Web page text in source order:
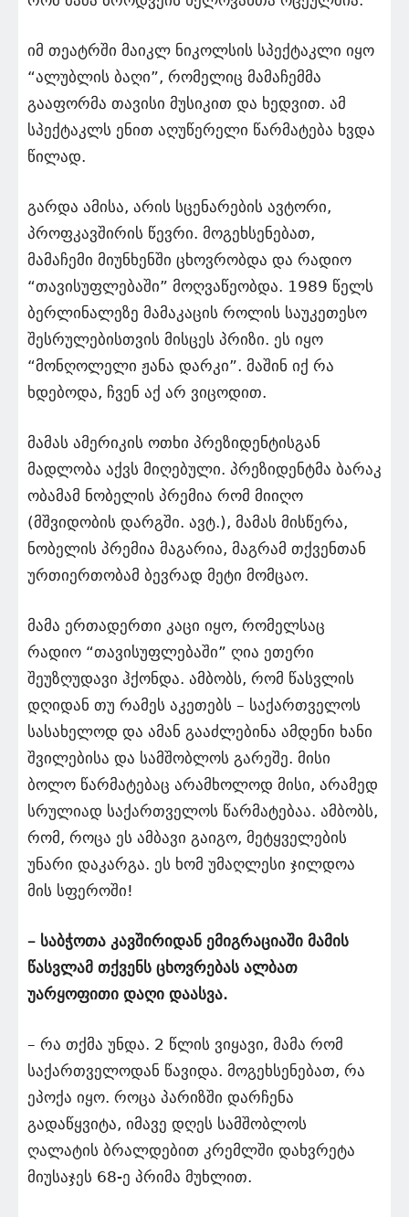
იმ თეატრში მაიკლ ნიკოლსის სპექტაკლი იყო
“ალუბლის ბაღი”, რომელიც მამაჩემმა
გააფორმა თავისი მუსიკით და ხედვით. ამ
სპექტაკლს ენით აღუწერელი წარმატება ხვდა
წილად.
გარდა ამისა, არის სცენარების ავტორი,
პროფკავშირის წევრი. მოგეხსენებათ,
მამაჩემი მიუნხენში ცხოვრობდა და რადიო
“თავისუფლებაში” მოღვაწეობდა. 1989 წელს
ბერლინალეზე მამაკაცის როლის საუკეთესო
შესრულებისთვის მისცეს პრიზი. ეს იყო
“მონღოლელი ჟანა დარკი”. მაშინ იქ რა
ხდებოდა, ჩვენ აქ არ ვიცოდით.
მამას ამერიკის ოთხი პრეზიდენტისგან
მადლობა აქვს მიღებული. პრეზიდენტმა ბარაკ
ობამამ ნობელის პრემია რომ მიიღო
(მშვიდობის დარგში. ავტ.), მამას მისწერა,
ნობელის პრემია მაგარია, მაგრამ თქვენთან
ურთიერთობამ ბევრად მეტი მომცაო.
მამა ერთადერთი კაცი იყო, რომელსაც
რადიო “თავისუფლებაში” ღია ეთერი
შეუზღუდავი ჰქონდა. ამბობს, რომ წასვლის
დღიდან თუ რამეს აკეთებს – საქართველოს
სასახელოდ და ამან გააძლებინა ამდენი ხანი
შვილებისა და სამშობლოს გარეშე. მისი
ბოლო წარმატებაც არამხოლოდ მისი, არამედ
სრულიად საქართველოს წარმატებაა. ამბობს,
რომ, როცა ეს ამბავი გაიგო, მეტყველების
უნარი დაკარგა. ეს ხომ უმაღლესი ჯილდოა
მის სფეროში!
– საბჭოთა კავშირიდან ემიგრაციაში მამის
წასვლამ თქვენს ცხოვრებას ალბათ
უარყოფითი დაღი დაასვა.
– რა თქმა უნდა. 2 წლის ვიყავი, მამა რომ
საქართველოდან წავიდა. მოგეხსენებათ, რა
ეპოქა იყო. როცა პარიზში დარჩენა
გადაწყვიტა, იმავე დღეს სამშობლოს
ღალატის ბრალდებით კრემლში დახვრეტა
მიუსაჯეს 68-ე პრიმა მუხლით.